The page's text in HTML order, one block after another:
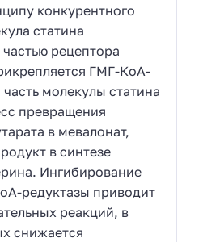
конкурентного
статина
рецептора
ГМГ-КоА-
молекулы статина
превращения
в мевалонат,
в синтезе
Ингибирование
редуктазы приводит
реакций, в
снижается